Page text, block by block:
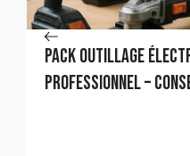
Pack outillage
professionnel –